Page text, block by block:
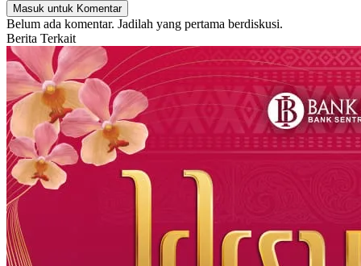
Masuk untuk Komentar
Belum ada komentar. Jadilah yang pertama berdiskusi.
Berita Terkait